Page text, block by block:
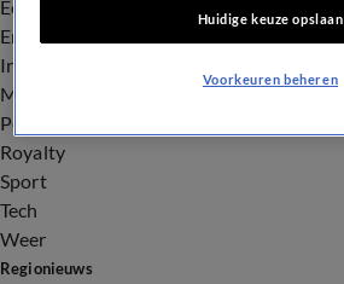
Economie
Entertainment
Infrastructuur
Milieu en Gezondheid
Politiek
Royalty
Sport
Tech
Weer
Regionieuws
Huidige keuze opslaan
Voorkeuren beheren